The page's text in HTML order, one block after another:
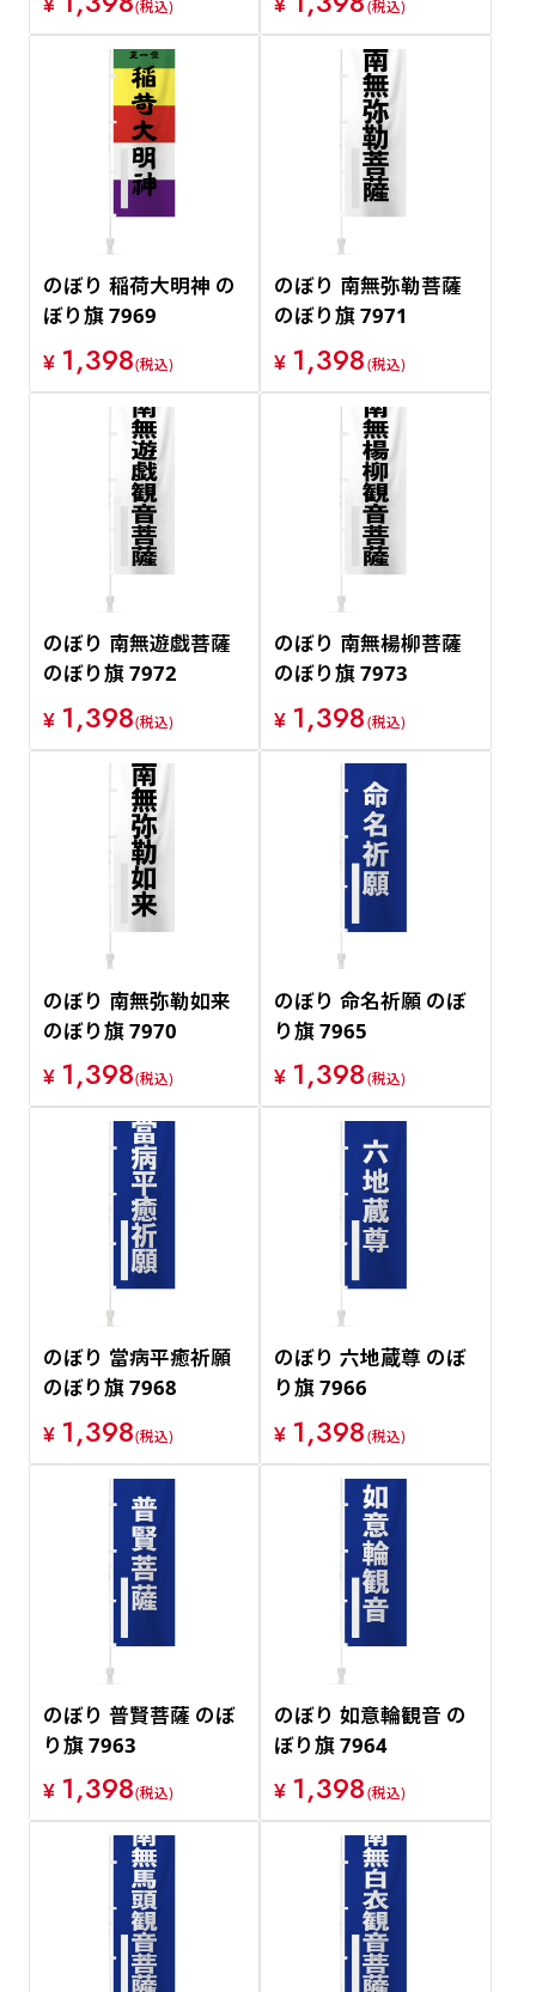
¥ (税込) ¥ (税込)
のぼり 稲荷大明神 の
ぼり旗 7969
¥ 1,398(税込)
のぼり 南無弥勒菩薩
のぼり旗 7971
¥ 1,398(税込)
のぼり 南無遊戯菩薩
のぼり旗 7972
¥ 1,398(税込)
のぼり 南無楊柳菩薩
のぼり旗 7973
¥ 1,398(税込)
のぼり 南無弥勒如来
のぼり旗 7970
¥ 1,398(税込)
のぼり 命名祈願 のぼ
り旗 7965
¥ 1,398(税込)
のぼり 當病平癒祈願
のぼり旗 7968
¥ 1,398(税込)
のぼり 六地蔵尊 のぼ
り旗 7966
¥ 1,398(税込)
のぼり 普賢菩薩 のぼ
り旗 7963
¥ 1,398(税込)
のぼり 如意輪観音 の
ぼり旗 7964
¥ 1,398(税込)